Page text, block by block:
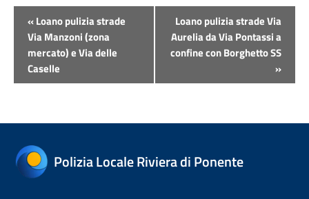
Evento
Navigazione
«Loano pulizia strade
Via Manzoni (zona
mercato) e Via delle
Caselle
Loano pulizia strade Via
Aurelia da Via Pontassi a
confine con Borghetto SS
»
Polizia Locale Riviera di Ponente